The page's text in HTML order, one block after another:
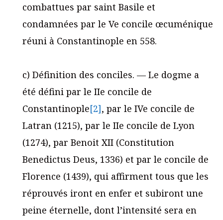
combattues par saint Basile et
condamnées par le Ve concile œcuménique
réuni à Constantinople en 558.
c) Définition des conciles. — Le dogme a
été défini par le IIe concile de
Constantinople[2], par le IVe concile de
Latran (1215), par le IIe concile de Lyon
(1274), par Benoit XII (Constitution
Benedictus Deus, 1336) et par le concile de
Florence (1439), qui affirment tous que les
réprouvés iront en enfer et subiront une
peine éternelle, dont l’intensité sera en